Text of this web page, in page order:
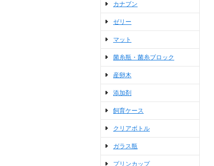
カナブン
ゼリー
マット
菌糸瓶・菌糸ブロック
産卵木
添加剤
飼育ケース
クリアボトル
ガラス瓶
プリンカップ